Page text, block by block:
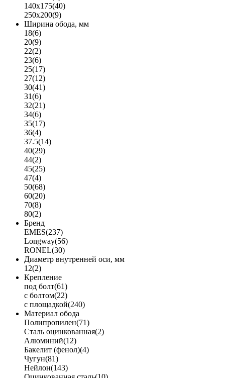
140x175(40)
250x200(9)
Ширина обода, мм
18(6)
20(9)
22(2)
23(6)
25(17)
27(12)
30(41)
31(6)
32(21)
34(6)
35(17)
36(4)
37.5(14)
40(29)
44(2)
45(25)
47(4)
50(68)
60(20)
70(8)
80(2)
Бренд
EMES(237)
Longway(56)
RONEL(30)
Диаметр внутренней оси, мм
12(2)
Крепление
под болт(61)
с болтом(22)
с площадкой(240)
Материал обода
Полипропилен(71)
Сталь оцинкованная(2)
Алюминий(12)
Бакелит (фенол)(4)
Чугун(81)
Нейлон(143)